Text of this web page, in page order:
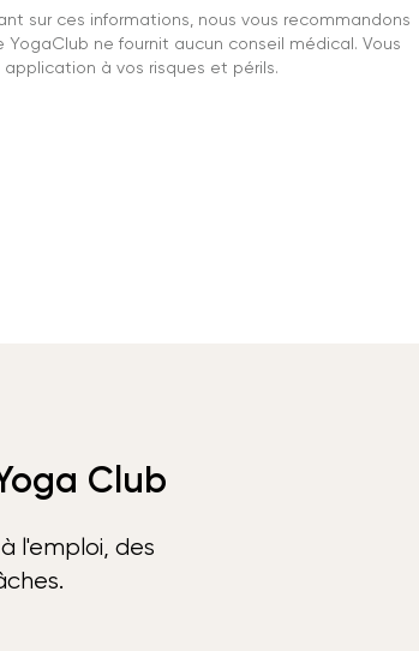
sur ces informations, nous vous recommandons
ne fournit aucun conseil médical. Vous
à vos risques et périls.
Club
l'emploi, des